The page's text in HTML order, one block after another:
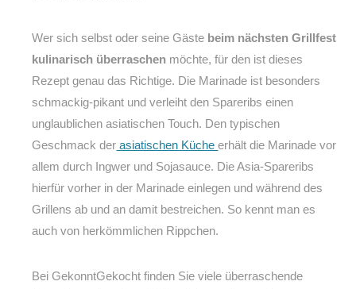
Wer sich selbst oder seine Gäste beim nächsten Grillfest
kulinarisch überraschen möchte, für den ist dieses
Rezept genau das Richtige. Die Marinade ist besonders
schmackig-pikant und verleiht den Spareribs einen
unglaublichen asiatischen Touch. Den typischen
Geschmack der asiatischen Kücheerhält die Marinade vor
allem durch Ingwer und Sojasauce. Die Asia-Spareribs
hierfür vorher in der Marinade einlegen und während des
Grillens ab und an damit bestreichen. So kennt man es
auch von herkömmlichen Rippchen.
Bei GekonntGekocht finden Sie viele überraschende